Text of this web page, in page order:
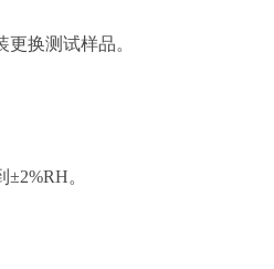
换测试样品。
。